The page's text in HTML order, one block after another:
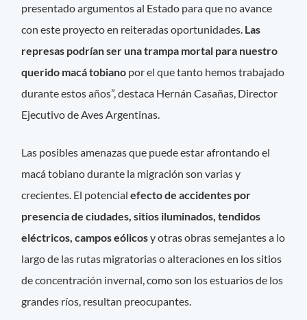
presentado argumentos al Estado para que no avance
con este proyecto en reiteradas oportunidades. Las
represas podrían ser una trampa mortal para nuestro
querido macá tobiano por el que tanto hemos trabajado
durante estos años”, destaca Hernán Casañas, Director
Ejecutivo de Aves Argentinas.
Las posibles amenazas que puede estar afrontando el
macá tobiano durante la migración son varias y
crecientes. El potencialefecto de accidentes por
presencia de ciudades, sitios iluminados, tendidos
eléctricos, campos eólicosy otras obras semejantes a lo
largo de las rutas migratorias o alteraciones en los sitios
de concentración invernal, como son los estuarios de los
grandes ríos, resultan preocupantes.